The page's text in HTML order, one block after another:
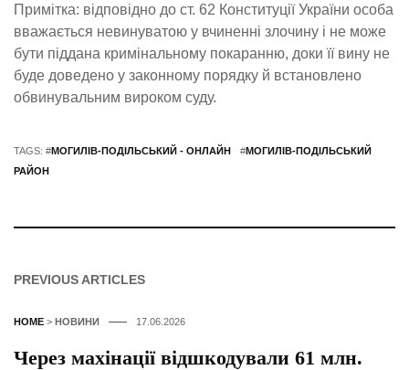
Примітка: відповідно до ст. 62 Конституції України особа
вважається невинуватою у вчиненні злочину і не може
бути піддана кримінальному покаранню, доки її вину не
буде доведено у законному порядку й встановлено
обвинувальним вироком суду.
TAGS: #МОГИЛІВ-ПОДІЛЬСЬКИЙ - ОНЛАЙН #МОГИЛІВ-ПОДІЛЬСЬКИЙ
РАЙОН
PREVIOUS ARTICLES
HOME > НОВИНИ 17.06.2026
Через махінації відшкодували 61 млн.